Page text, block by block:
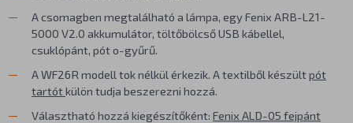
A csomagben megtalálható a lámpa, egy Fenix ARB-L21-
5000 V2.0 akkumulátor, töltőbölcső USB kábellel,
csuklópánt, pót o-gyűrű.
A WF26R modell tok nélkül érkezik. A textilből készültpót
tartótkülön tudja beszerezni hozzá.
Választható hozzá kiegészítőként: Fenix ALD-05 fejpánt